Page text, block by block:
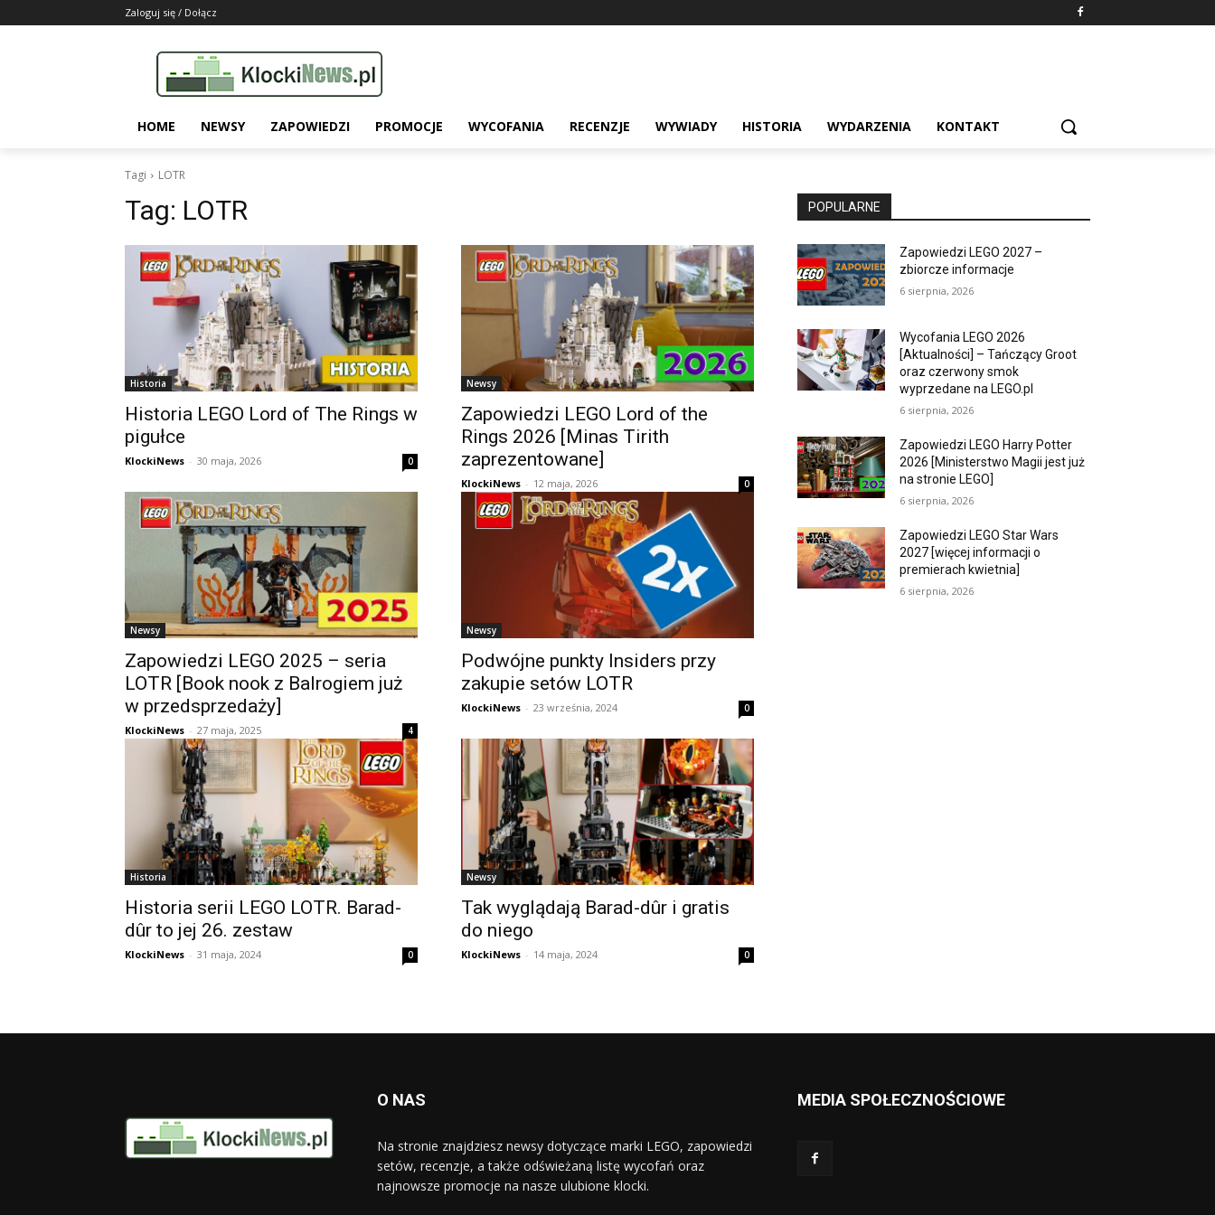
Zaloguj się / Dołącz
HOME NEWSY ZAPOWIEDZI PROMOCJE WYCOFANIA RECENZJE WYWIADY HISTORIA WYDARZENIA KONTAKT
Tagi LOTR
Tag: LOTR
Historia
Historia LEGO Lord of The Rings w
pigułce
KlockiNews - 30 maja, 2026 0
Newsy
Zapowiedzi LEGO Lord of the
Rings 2026 [Minas Tirith
zaprezentowane]
KlockiNews - 12 maja, 2026 0
Newsy
Zapowiedzi LEGO 2025 – seria
LOTR [Book nook z Balrogiem już
w przedsprzedaży]
KlockiNews - 27 maja, 2025 4
Newsy
Podwójne punkty Insiders przy
zakupie setów LOTR
KlockiNews - 23 września, 2024 0
Historia
Historia serii LEGO LOTR. Barad-
dûr to jej 26. zestaw
KlockiNews - 31 maja, 2024 0
Newsy
Tak wyglądają Barad-dûr i gratis
do niego
KlockiNews - 14 maja, 2024 0
POPULARNE
Zapowiedzi LEGO 2027 –
zbiorcze informacje
6 sierpnia, 2026
Wycofania LEGO 2026
[Aktualności] – Tańczący Groot
oraz czerwony smok
wyprzedane na LEGO.pl
6 sierpnia, 2026
Zapowiedzi LEGO Harry Potter
2026 [Ministerstwo Magii jest już
na stronie LEGO]
6 sierpnia, 2026
Zapowiedzi LEGO Star Wars
2027 [więcej informacji o
premierach kwietnia]
6 sierpnia, 2026
O NAS
Na stronie znajdziesz newsy dotyczące marki LEGO, zapowiedzi
setów, recenzje, a także odświeżaną listę wycofań oraz
najnowsze promocje na nasze ulubione klocki.
MEDIA SPOŁECZNOŚCIOWE